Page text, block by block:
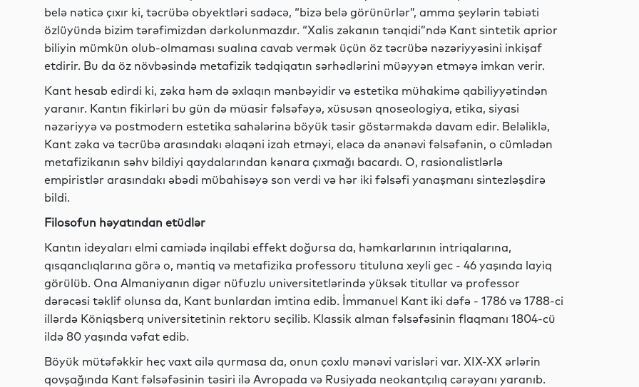
belə nəticə çıxır ki, təcrübə obyektləri sadəcə, “bizə belə görünürlər”, amma şeylərin təbiəti
özlüyündə bizim tərəfimizdən dərkolunmazdır. “Xalis zəkanın tənqidi”ndə Kant sintetik aprior
biliyin mümkün olub-olmaması sualına cavab vermək üçün öz təcrübə nəzəriyyəsini inkişaf
etdirir. Bu da öz növbəsində metafizik tədqiqatın sərhədlərini müəyyən etməyə imkan verir.
Kant hesab edirdi ki, zəka həm də əxlaqın mənbəyidir və estetika mühakimə qabiliyyətindən
yaranır. Kantın fikirləri bu gün də müasir fəlsəfəyə, xüsusən qnoseologiya, etika, siyasi
nəzəriyyə və postmodern estetika sahələrinə böyük təsir göstərməkdə davam edir. Beləliklə,
Kant zəka və təcrübə arasındakı əlaqəni izah etməyi, eləcə də ənənəvi fəlsəfənin, o cümlədən
metafizikanın səhv bildiyi qaydalarından kənara çıxmağı bacardı. O, rasionalistlərlə
empiristlər arasındakı əbədi mübahisəyə son verdi və hər iki fəlsəfi yanaşmanı sintezləşdirə
bildi.
Filosofun həyatından etüdlər
Kantın ideyaları elmi camiədə inqilabi effekt doğursa da, həmkarlarının intriqalarına,
qısqanclıqlarına görə o, məntiq və metafizika professoru tituluna xeyli gec - 46 yaşında layiq
görülüb. Ona Almaniyanın digər nüfuzlu universitetlərində yüksək titullar və professor
dərəcəsi təklif olunsa da, Kant bunlardan imtina edib. İmmanuel Kant iki dəfə - 1786 və 1788-ci
illərdə Köniqsberq universitetinin rektoru seçilib. Klassik alman fəlsəfəsinin flaqmanı 1804-cü
ildə 80 yaşında vəfat edib.
Böyük mütəfəkkir heç vaxt ailə qurmasa da, onun çoxlu mənəvi varisləri var. XIX-XX ərlərin
qovşağında Kant fəlsəfəsinin təsiri ilə Avropada və Rusiyada neokantçılıq cərəyanı yaranıb.